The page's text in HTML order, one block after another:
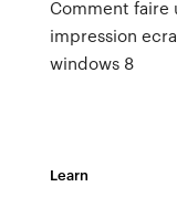
Comment faire
impression
windows 8
Learn